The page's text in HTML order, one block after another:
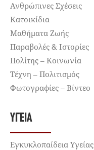
Ανθρώπινες Σχέσεις
Κατοικίδια
Μαθήματα Ζωής
Παραβολές & Ιστορίες
Πολίτης – Κοινωνία
Τέχνη – Πολιτισμός
Φωτογραφίες – Βίντεο
ΥΓΕΊΑ
Εγκυκλοπαίδεια Υγείας